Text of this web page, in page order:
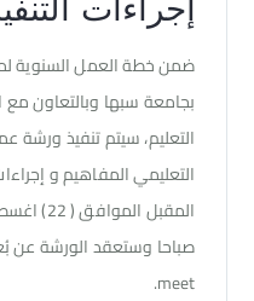
إجراءات
ضمن خطة العمل السنوية
بجامعة سبها وبالتعاون مع
التعليم، سيتم تنفيذ ورشة
التعليمي المفاهيم و
meet.